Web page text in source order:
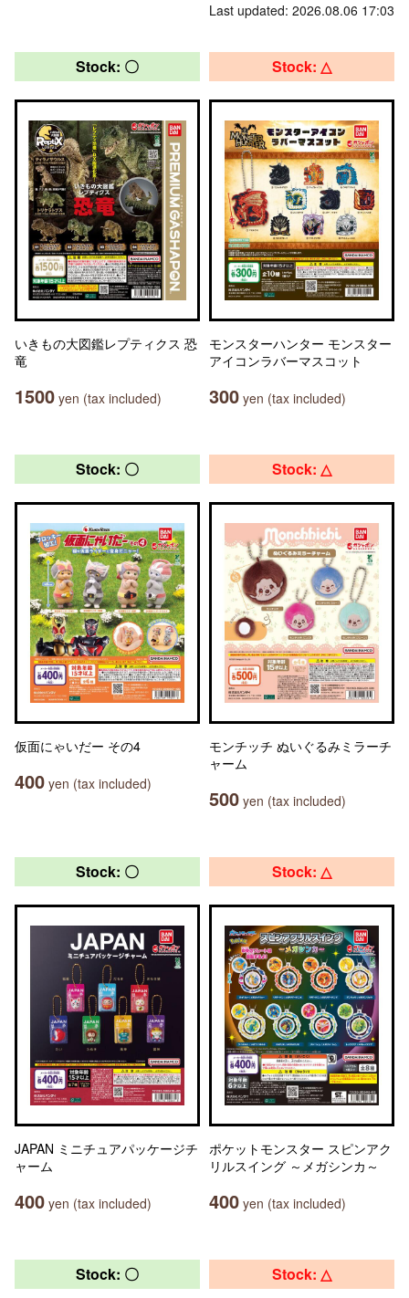
Last updated: 2026.08.06 17:03
Stock: 〇
いきもの大図鑑レプティクス 恐
竜
1500 yen (tax included)
Stock: △
モンスターハンター モンスター
アイコンラバーマスコット
300 yen (tax included)
Stock: 〇
仮面にゃいだー その4
400 yen (tax included)
Stock: △
モンチッチ ぬいぐるみミラーチ
ャーム
500 yen (tax included)
Stock: 〇
JAPAN ミニチュアパッケージチ
ャーム
400 yen (tax included)
Stock: △
ポケットモンスター スピンアク
リルスイング ～メガシンカ～
400 yen (tax included)
Stock: 〇 Stock: △